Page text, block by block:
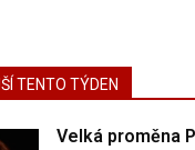
TENTO TÝDEN
Velká proměna